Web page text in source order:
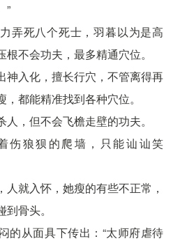
”
弄死八个死士，羽暮以为是高
不会功夫，最多精通穴位。
神入化，擅长行穴，不管离得再
都能精准找到各种穴位。
，但不会飞檐走壁的功夫。
伤狼狈的爬墙，只能讪讪笑
人就入怀，她瘦的有些不正常，
骨头。
的从面具下传出：“太师府虐待